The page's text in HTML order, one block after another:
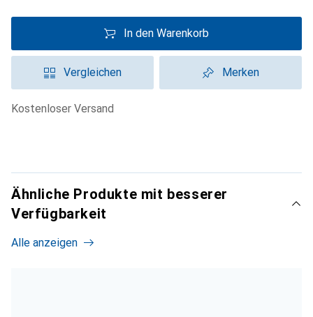
In den Warenkorb
Vergleichen Merken
kostenloser Versand
Ähnliche Produkte mit besserer
Verfügbarkeit
Alle anzeigen